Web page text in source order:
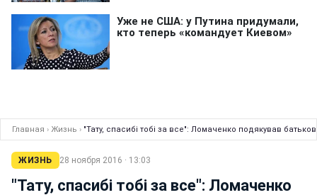
Главная › Жизнь › "Тату, спасибі тобі за все": Ломаченко подякував
ЖИЗНЬ 28 ноября 2016 · 13:03
"Тату, спасибі тобі за все": Ломаченко